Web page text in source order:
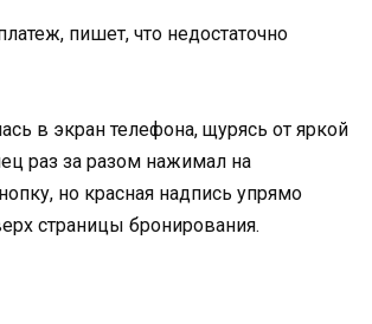
пишет, что недостаточно
в экран телефона, щурясь от яркой
раз за разом нажимал на
но красная надпись упрямо
страницы бронирования.